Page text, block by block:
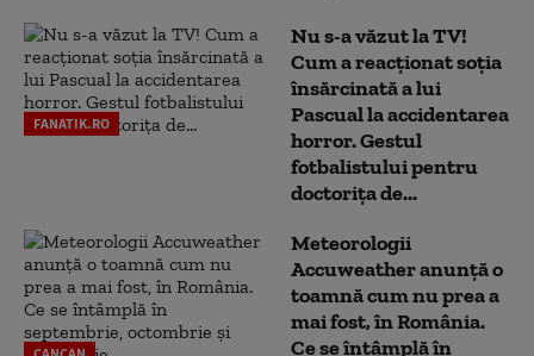
FANATIK.RO
Nu s-a văzut la TV!
Cum a reacţionat soţia
însărcinată a lui
Pascual la accidentarea
horror. Gestul
fotbalistului pentru
doctoriţa de...
Meteorologii
Accuweather anunță o
toamnă cum nu prea a
mai fost, în România.
Ce se întâmplă în